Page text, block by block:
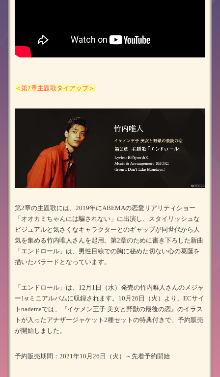
＜第2章主題歌タイアップ＞
第2章の主題歌には、2019年にABEMAの恋愛リアリティショー
「オオカミちゃんには騙されない」に出演し、スタイリッシュな
ビジュアルと気さくなキャラクターとのギャップが同世代から人
気を集める竹内唯人さんを起用。第2章のために書き下ろした新曲
「エンドロール」は、男性目線での胸に秘めた切ない心の葛藤を
描いたバラードとなっています。
「エンドロール」は、12月1日（水）発売の竹内唯人さんのメジャ
ー1stミニアルバムに収録されます。10月26日（火）より、ECサイ
トnademaでは、『イケメン王子 美女と野獣の最後の恋』のイラス
トが入ったアナザージャケット2種セットの特典付きで、予約販売
が開始しました。
予約販売期間：2021年10月26日（火）～先着予約開始